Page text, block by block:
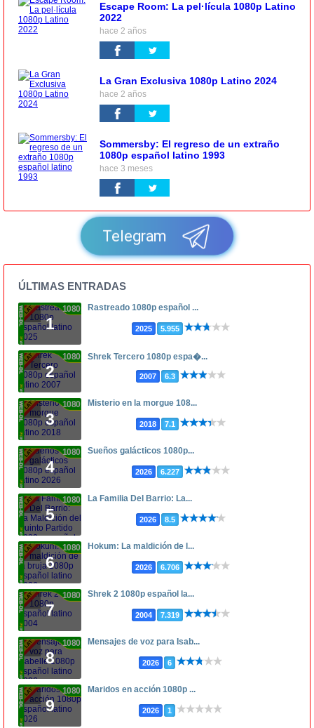
Escape Room: La pel·lícula 1080p Latino
2022
hace 2 años
La Gran Exclusiva 1080p Latino 2024
hace 2 años
Sommersby: El regreso de un extraño
1080p español latino 1993
hace 3 meses
Telegram
ÚLTIMAS ENTRADAS
1
1080p Rastreado 1080p español ...
2025 5.955
2
1080p Shrek Tercero 1080p espa�...
2007 6.3
3
1080p Misterio en la morgue 108...
2018 7.1
4
1080p Sueños galácticos 1080p...
2026 6.227
5
1080p La Familia Del Barrio: La...
2026 8.5
6
1080p Hokum: La maldición de l...
2026 6.706
7
1080p Shrek 2 1080p español la...
2004 7.319
8
1080p Mensajes de voz para Isab...
2026 6
9
1080p Maridos en acción 1080p ...
2026 1